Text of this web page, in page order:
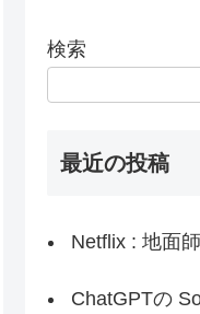
検索
最近の投稿
Netflix : 地面
ChatGPTの